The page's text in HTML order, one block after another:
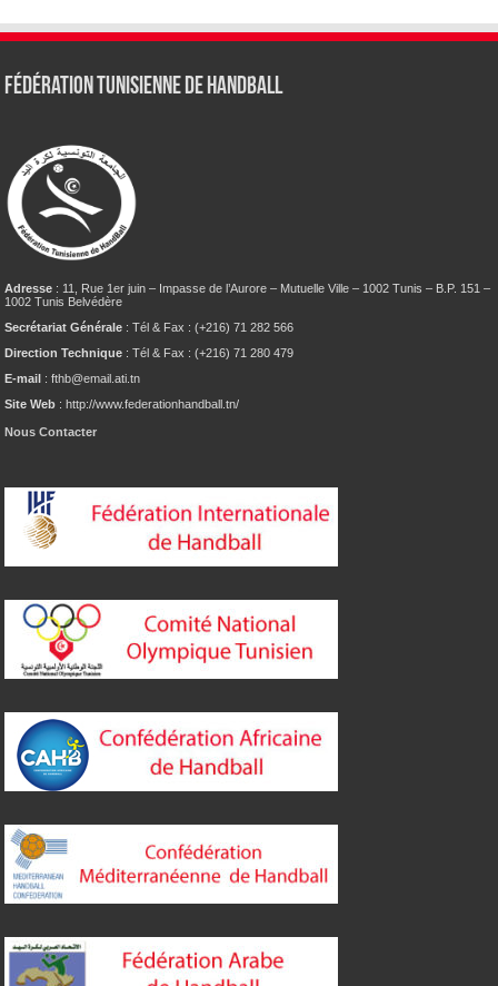
Fédération tunisienne de Handball
Adresse : 11, Rue 1er juin – Impasse de l’Aurore – Mutuelle Ville – 1002 Tunis – B.P. 151 –
1002 Tunis Belvédère
Secrétariat Générale : Tél & Fax : (+216) 71 282 566
Direction Technique : Tél & Fax : (+216) 71 280 479
E-mail : fthb@email.ati.tn
Site Web : http://www.federationhandball.tn/
Nous Contacter